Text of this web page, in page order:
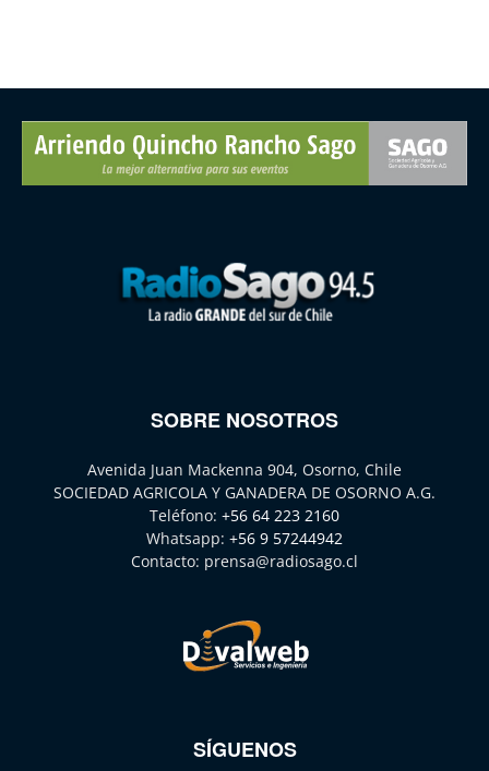
SOBRE NOSOTROS
Avenida Juan Mackenna 904, Osorno, Chile
SOCIEDAD AGRICOLA Y GANADERA DE OSORNO A.G.
Teléfono: +56 64 223 2160
Whatsapp: +56 9 57244942
Contacto: prensa@radiosago.cl
SÍGUENOS